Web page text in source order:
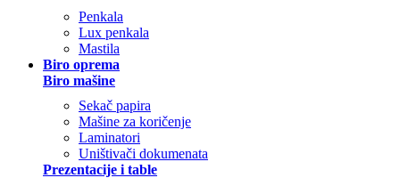
Penkala
Lux penkala
Mastila
Biro oprema
Biro mašine
Sekač papira
Mašine za koričenje
Laminatori
Uništivači dokumenata
Prezentacije i table